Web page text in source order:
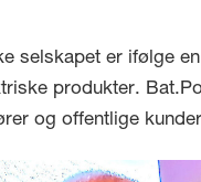
selskapet er ifølge
produkter.
og offentlige